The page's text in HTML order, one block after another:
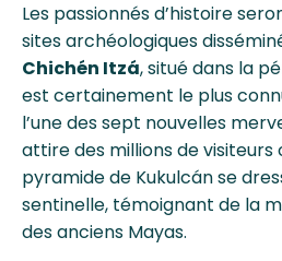
Les passionnés d’histoire
sites archéologiques
Chichén Itzá, situé dans la
est certainement le plus
l’une des sept nouvelles
attire des millions de visiteurs
pyramide de Kukulcán se
sentinelle, témoignant de la
des anciens Mayas.